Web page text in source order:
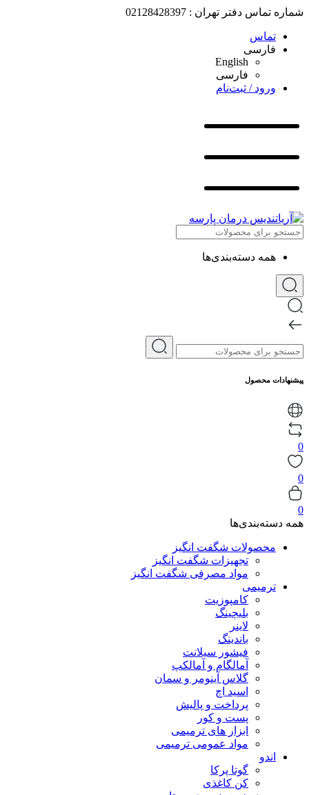
شماره تماس دفتر تهران : 02128428397
تماس
فارسی
English
فارسی
ورود / ثبت‌نام
همه دسته‌بندی‌ها
پیشنهادات محصول
0
0
0
همه دسته‌بندی‌ها
محصولات شگفت انگیز
تجهیزات شگفت انگیز
مواد مصرفی شگفت انگیز
ترمیمی
کامپوزیت
بلیچینگ
لاینر
باندینگ
فیشور سیلانت
آمالگام و آمالکپ
گلاس آینومر و سمان
اسید اچ
پرداخت و پالیش
پست و کور
ابزار های ترمیمی
مواد عمومی ترمیمی
اندو
گوتا پرکا
کن کاغذی